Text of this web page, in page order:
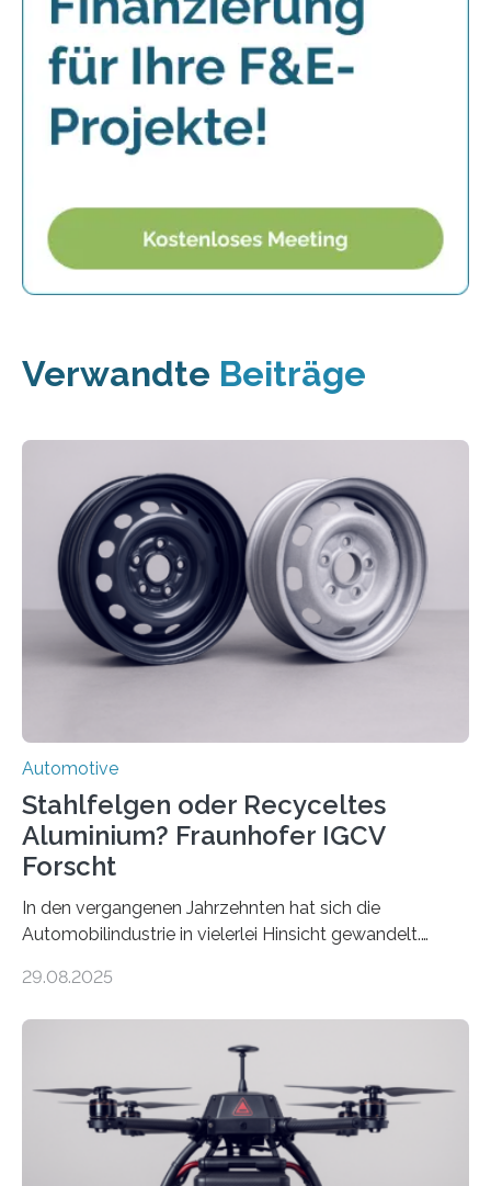
Verwandte Beiträge
Automotive
Stahlfelgen oder Recyceltes
Aluminium? Fraunhofer IGCV
Forscht
In den vergangenen Jahrzehnten hat sich die
Automobilindustrie in vielerlei Hinsicht gewandelt.
hat Aluminium aufgrund seiner Leichtigkeit und
Oberhand gewonnen. Leichtmetallfelgen bringen
auch grundlegende Fragen betreffend Nachhaltigkeit
und Ressourcennutzung auf. Insbesondere die
Herstellung von Aluminium ist sehr energieintensiv und
verursacht erhebliche CO2-Emissionen, verglichen mit
29.08.2025